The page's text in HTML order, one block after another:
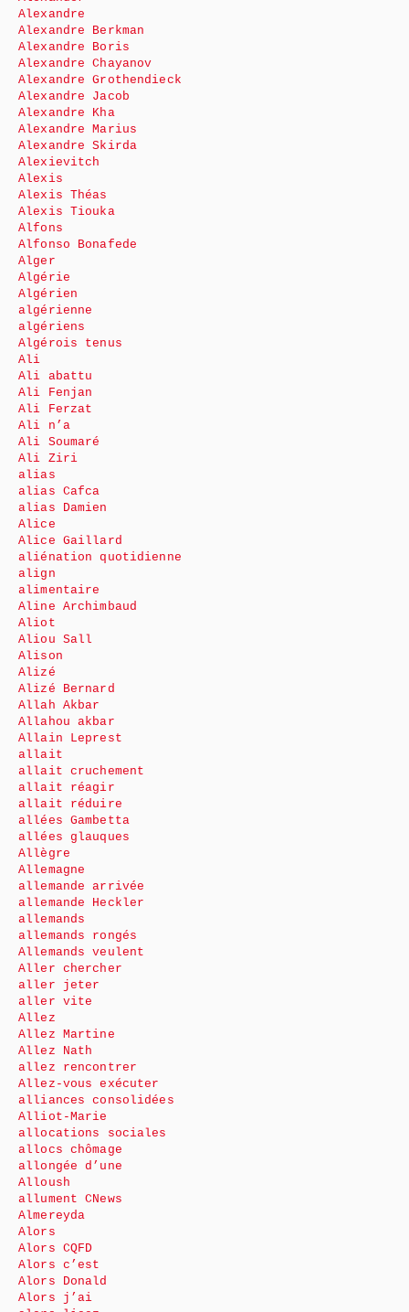
Alexandre
Alexandre Berkman
Alexandre Boris
Alexandre Chayanov
Alexandre Grothendieck
Alexandre Jacob
Alexandre Kha
Alexandre Marius
Alexandre Skirda
Alexievitch
Alexis
Alexis Théas
Alexis Tiouka
Alfons
Alfonso Bonafede
Alger
Algérie
Algérien
algérienne
algériens
Algérois tenus
Ali
Ali abattu
Ali Fenjan
Ali Ferzat
Ali n’a
Ali Soumaré
Ali Ziri
alias
alias Cafca
alias Damien
Alice
Alice Gaillard
aliénation quotidienne
align
alimentaire
Aline Archimbaud
Aliot
Aliou Sall
Alison
Alizé
Alizé Bernard
Allah Akbar
Allahou akbar
Allain Leprest
allait
allait cruchement
allait réagir
allait réduire
allées Gambetta
allées glauques
Allègre
Allemagne
allemande arrivée
allemande Heckler
allemands
allemands rongés
Allemands veulent
Aller chercher
aller jeter
aller vite
Allez
Allez Martine
Allez Nath
allez rencontrer
Allez-vous exécuter
alliances consolidées
Alliot-Marie
allocations sociales
allocs chômage
allongée d’une
Alloush
allument CNews
Almereyda
Alors
Alors CQFD
Alors c’est
Alors Donald
Alors j’ai